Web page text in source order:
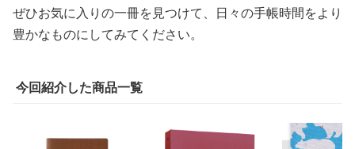
ぜひお気に入りの一冊を見つけて、日々の手帳時間をより
豊かなものにしてみてください。
今回紹介した商品一覧